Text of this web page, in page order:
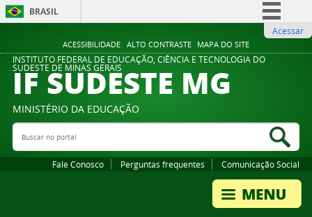
ACESSIBILIDADE ALTO CONTRASTE MAPA DO SITE
BRASIL
Comunica BR
Participe
Legislação
Acessar
INSTITUTO FEDERAL DE EDUCAÇÃO, CIÊNCIA E TECNOLOGIA DO
SUDESTE DE MINAS GERAIS
IF SUDESTE MG
MINISTÉRIO DA EDUCAÇÃO
Buscar no portal
Fale Conosco Perguntas frequentes Comunicação Social